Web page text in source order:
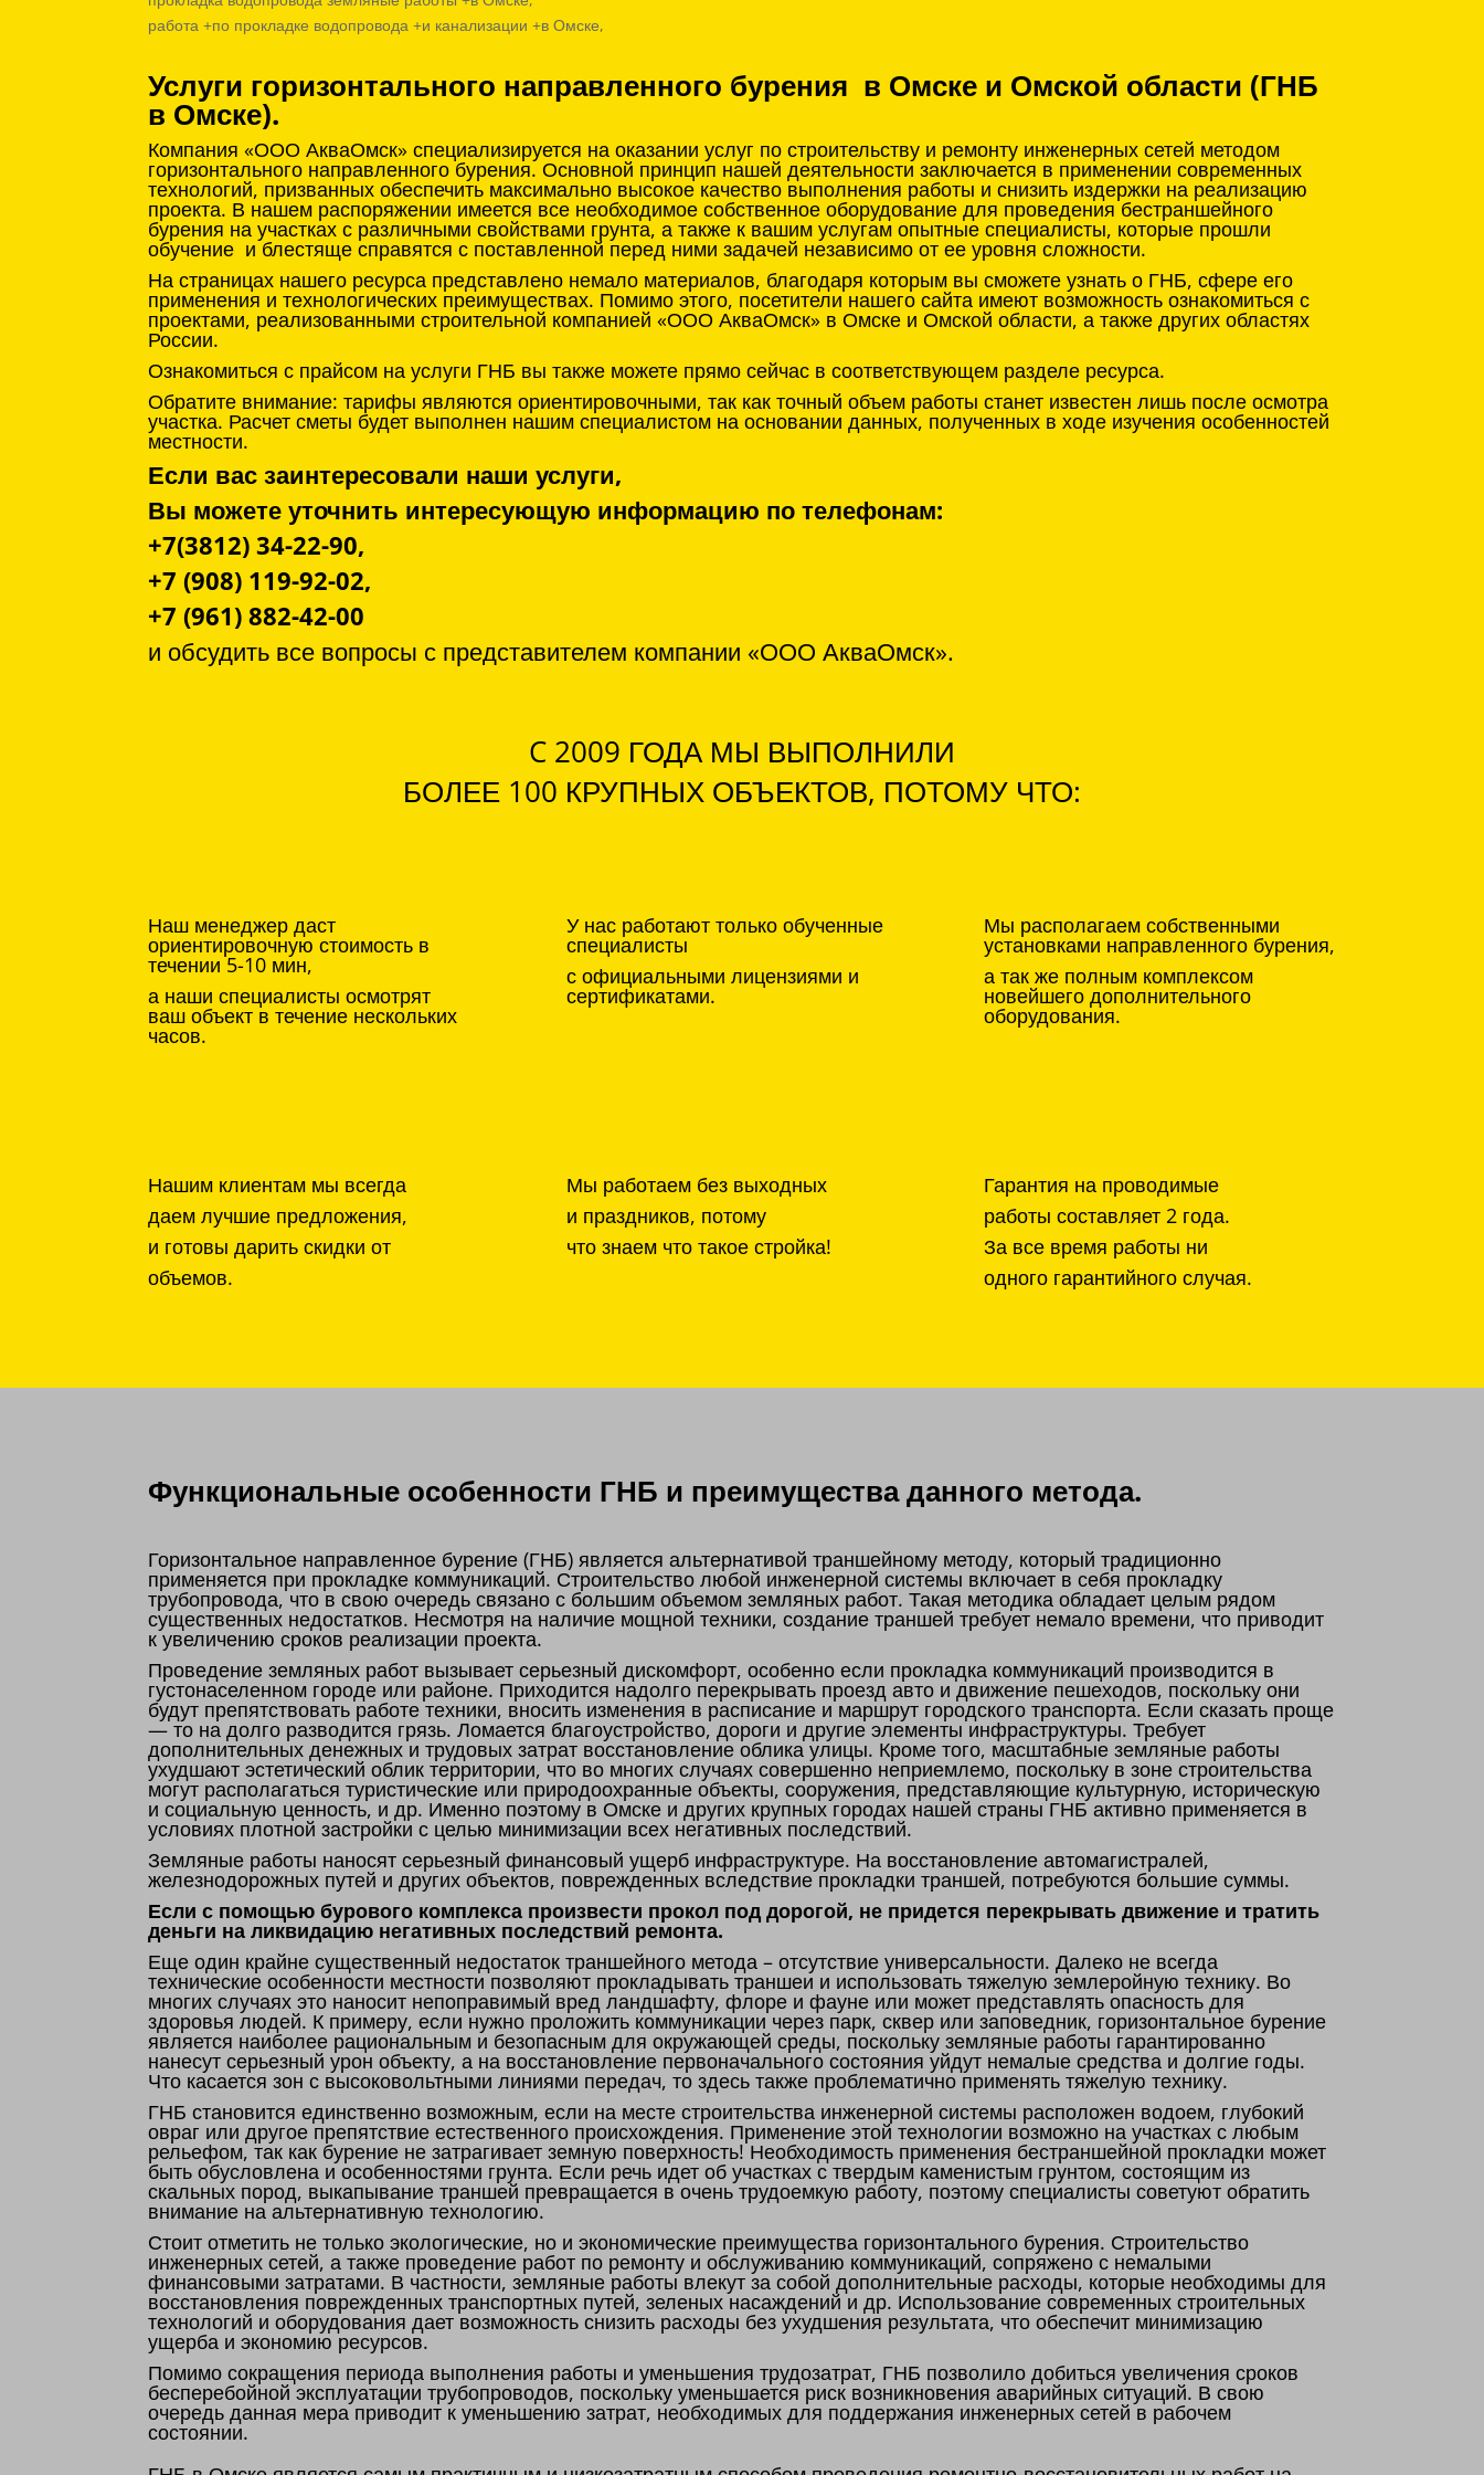
работа +по прокладке водопровода +и канализации +в Омске,
Услуги горизонтального направленного бурения в Омске и Омской области (ГНБ
в Омске).
Компания «ООО АкваОмск» специализируется на оказании услуг по строительству и ремонту инженерных сетей методом
горизонтального направленного бурения. Основной принцип нашей деятельности заключается в применении современных
технологий, призванных обеспечить максимально высокое качество выполнения работы и снизить издержки на реализацию
проекта. В нашем распоряжении имеется все необходимое собственное оборудование для проведения бестраншейного
бурения на участках с различными свойствами грунта, а также к вашим услугам опытные специалисты, которые прошли
обучение и блестяще справятся с поставленной перед ними задачей независимо от ее уровня сложности.
На страницах нашего ресурса представлено немало материалов, благодаря которым вы сможете узнать о ГНБ, сфере его
применения и технологических преимуществах. Помимо этого, посетители нашего сайта имеют возможность ознакомиться с
проектами, реализованными строительной компанией «ООО АкваОмск» в Омске и Омской области, а также других областях
России.
Ознакомиться с прайсом на услуги ГНБ вы также можете прямо сейчас в соответствующем разделе ресурса.
Обратите внимание: тарифы являются ориентировочными, так как точный объем работы станет известен лишь после осмотра
участка. Расчет сметы будет выполнен нашим специалистом на основании данных, полученных в ходе изучения особенностей
местности.
Если вас заинтересовали наши услуги,
Вы можете уточнить интересующую информацию по телефонам:
+7(3812) 34-22-90,
+7 (908) 119-92-02,
+7 (961) 882-42-00
и обсудить все вопросы с представителем компании «ООО АкваОмск».
C 2009 ГОДА МЫ ВЫПОЛНИЛИ
БОЛЕЕ 100 КРУПНЫХ ОБЪЕКТОВ, ПОТОМУ ЧТО:
Наш менеджер даст
ориентировочную стоимость в
течении 5-10 мин,
а наши специалисты осмотрят
ваш объект в течение нескольких
часов.
У нас работают только обученные
специалисты
с официальными лицензиями и
сертификатами.
Мы располагаем собственными
установками направленного бурения,
а так же полным комплексом
новейшего дополнительного
оборудования.
Нашим клиентам мы всегда
даем лучшие предложения,
и готовы дарить скидки от
объемов.
Мы работаем без выходных
и праздников, потому
что знаем что такое стройка!
Гарантия на проводимые
работы составляет 2 года.
За все время работы ни
одного гарантийного случая.
Функциональные особенности ГНБ и преимущества данного метода.
Горизонтальное направленное бурение (ГНБ) является альтернативой траншейному методу, который традиционно
применяется при прокладке коммуникаций. Строительство любой инженерной системы включает в себя прокладку
трубопровода, что в свою очередь связано с большим объемом земляных работ. Такая методика обладает целым рядом
существенных недостатков. Несмотря на наличие мощной техники, создание траншей требует немало времени, что приводит
к увеличению сроков реализации проекта.
Проведение земляных работ вызывает серьезный дискомфорт, особенно если прокладка коммуникаций производится в
густонаселенном городе или районе. Приходится надолго перекрывать проезд авто и движение пешеходов, поскольку они
будут препятствовать работе техники, вносить изменения в расписание и маршрут городского транспорта. Если сказать проще
— то на долго разводится грязь. Ломается благоустройство, дороги и другие элементы инфраструктуры. Требует
дополнительных денежных и трудовых затрат восстановление облика улицы. Кроме того, масштабные земляные работы
ухудшают эстетический облик территории, что во многих случаях совершенно неприемлемо, поскольку в зоне строительства
могут располагаться туристические или природоохранные объекты, сооружения, представляющие культурную, историческую
и социальную ценность, и др. Именно поэтому в Омске и других крупных городах нашей страны ГНБ активно применяется в
условиях плотной застройки с целью минимизации всех негативных последствий.
Земляные работы наносят серьезный финансовый ущерб инфраструктуре. На восстановление автомагистралей,
железнодорожных путей и других объектов, поврежденных вследствие прокладки траншей, потребуются большие суммы.
Если с помощью бурового комплекса произвести прокол под дорогой, не придется перекрывать движение и тратить
деньги на ликвидацию негативных последствий ремонта.
Еще один крайне существенный недостаток траншейного метода – отсутствие универсальности. Далеко не всегда
технические особенности местности позволяют прокладывать траншеи и использовать тяжелую землеройную технику. Во
многих случаях это наносит непоправимый вред ландшафту, флоре и фауне или может представлять опасность для
здоровья людей. К примеру, если нужно проложить коммуникации через парк, сквер или заповедник, горизонтальное бурение
является наиболее рациональным и безопасным для окружающей среды, поскольку земляные работы гарантированно
нанесут серьезный урон объекту, а на восстановление первоначального состояния уйдут немалые средства и долгие годы.
Что касается зон с высоковольтными линиями передач, то здесь также проблематично применять тяжелую технику.
ГНБ становится единственно возможным, если на месте строительства инженерной системы расположен водоем, глубокий
овраг или другое препятствие естественного происхождения. Применение этой технологии возможно на участках с любым
рельефом, так как бурение не затрагивает земную поверхность! Необходимость применения бестраншейной прокладки может
быть обусловлена и особенностями грунта. Если речь идет об участках с твердым каменистым грунтом, состоящим из
скальных пород, выкапывание траншей превращается в очень трудоемкую работу, поэтому специалисты советуют обратить
внимание на альтернативную технологию.
Стоит отметить не только экологические, но и экономические преимущества горизонтального бурения. Строительство
инженерных сетей, а также проведение работ по ремонту и обслуживанию коммуникаций, сопряжено с немалыми
финансовыми затратами. В частности, земляные работы влекут за собой дополнительные расходы, которые необходимы для
восстановления поврежденных транспортных путей, зеленых насаждений и др. Использование современных строительных
технологий и оборудования дает возможность снизить расходы без ухудшения результата, что обеспечит минимизацию
ущерба и экономию ресурсов.
Помимо сокращения периода выполнения работы и уменьшения трудозатрат, ГНБ позволило добиться увеличения сроков
бесперебойной эксплуатации трубопроводов, поскольку уменьшается риск возникновения аварийных ситуаций. В свою
очередь данная мера приводит к уменьшению затрат, необходимых для поддержания инженерных сетей в рабочем
состоянии.